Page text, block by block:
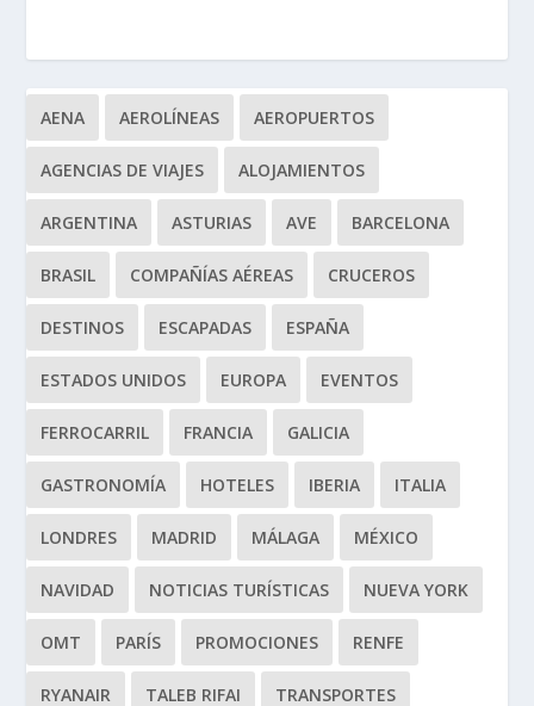
AENA AEROLÍNEAS AEROPUERTOS
AGENCIAS DE VIAJES ALOJAMIENTOS
ARGENTINA ASTURIAS AVE BARCELONA
BRASIL COMPAÑÍAS AÉREAS CRUCEROS
DESTINOS ESCAPADAS ESPAÑA
ESTADOS UNIDOS EUROPA EVENTOS
FERROCARRIL FRANCIA GALICIA
GASTRONOMÍA HOTELES IBERIA ITALIA
LONDRES MADRID MÁLAGA MÉXICO
NAVIDAD NOTICIAS TURÍSTICAS NUEVA YORK
OMT PARÍS PROMOCIONES RENFE
RYANAIR TALEB RIFAI TRANSPORTES